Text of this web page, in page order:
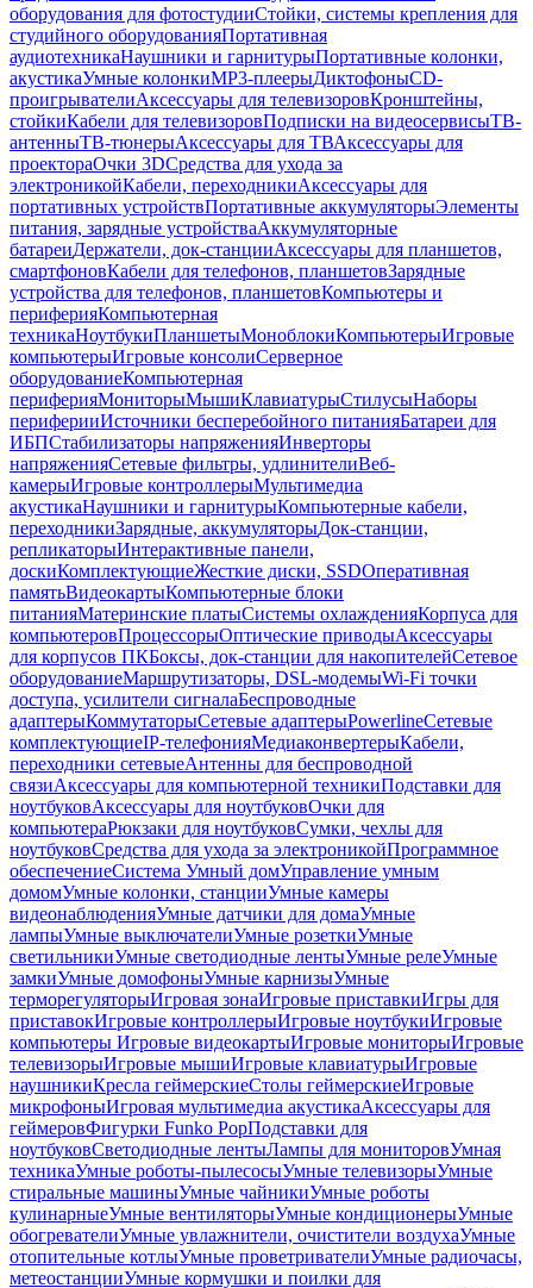
оборудования для фотостудииСтойки, системы крепления для
студийного оборудованияПортативная
аудиотехникаНаушники и гарнитурыПортативные колонки,
акустикаУмные колонкиMP3-плеерыДиктофоныCD-
проигрывателиАксессуары для телевизоровКронштейны,
стойкиКабели для телевизоровПодписки на видеосервисыТВ-
антенныТВ-тюнерыАксессуары для ТВАксессуары для
проектораОчки 3DСредства для ухода за
электроникойКабели, переходникиАксессуары для
портативных устройствПортативные аккумуляторыЭлементы
питания, зарядные устройстваАккумуляторные
батареиДержатели, док-станцииАксессуары для планшетов,
смартфоновКабели для телефонов, планшетовЗарядные
устройства для телефонов, планшетовКомпьютеры и
периферияКомпьютерная
техникаНоутбукиПланшетыМоноблокиКомпьютерыИгровые
компьютерыИгровые консолиСерверное
оборудованиеКомпьютерная
периферияМониторыМышиКлавиатурыСтилусыНаборы
периферииИсточники бесперебойного питанияБатареи для
ИБПСтабилизаторы напряженияИнверторы
напряженияСетевые фильтры, удлинителиВеб-
камерыИгровые контроллерыМультимедиа
акустикаНаушники и гарнитурыКомпьютерные кабели,
переходникиЗарядные, аккумуляторыДок-станции,
репликаторыИнтерактивные панели,
доскиКомплектующиеЖесткие диски, SSDОперативная
памятьВидеокартыКомпьютерные блоки
питанияМатеринские платыСистемы охлажденияКорпуса для
компьютеровПроцессорыОптические приводыАксессуары
для корпусов ПКБоксы, док-станции для накопителейСетевое
оборудованиеМаршрутизаторы, DSL-модемыWi-Fi точки
доступа, усилители сигналаБеспроводные
адаптерыКоммутаторыСетевые адаптерыPowerlineСетевые
комплектующиеIP-телефонияМедиаконвертерыКабели,
переходники сетевыеАнтенны для беспроводной
связиАксессуары для компьютерной техникиПодставки для
ноутбуковАксессуары для ноутбуковОчки для
компьютераРюкзаки для ноутбуковСумки, чехлы для
ноутбуковСредства для ухода за электроникойПрограммное
обеспечениеСистема Умный домУправление умным
домомУмные колонки, станцииУмные камеры
видеонаблюденияУмные датчики для домаУмные
лампыУмные выключателиУмные розеткиУмные
светильникиУмные светодиодные лентыУмные релеУмные
замкиУмные домофоныУмные карнизыУмные
терморегуляторыИгровая зонаИгровые приставкиИгры для
приставокИгровые контроллерыИгровые ноутбукиИгровые
компьютеры Игровые видеокартыИгровые мониторыИгровые
телевизорыИгровые мышиИгровые клавиатурыИгровые
наушникиКресла геймерскиеСтолы геймерскиеИгровые
микрофоныИгровая мультимедиа акустикаАксессуары для
геймеровФигурки Funko PopПодставки для
ноутбуковСветодиодные лентыЛампы для мониторовУмная
техникаУмные роботы-пылесосыУмные телевизорыУмные
стиральные машиныУмные чайникиУмные роботы
кулинарныеУмные вентиляторыУмные кондиционерыУмные
обогревателиУмные увлажнители, очистители воздухаУмные
отопительные котлыУмные проветривателиУмные радиочасы,
метеостанцииУмные кормушки и поилки для